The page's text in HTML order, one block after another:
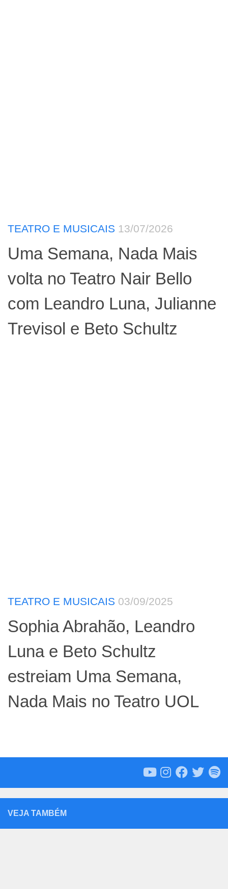
TEATRO E MUSICAIS 13/07/2026
Uma Semana, Nada Mais
volta no Teatro Nair Bello
com Leandro Luna, Julianne
Trevisol e Beto Schultz
TEATRO E MUSICAIS 03/09/2025
Sophia Abrahão, Leandro
Luna e Beto Schultz
estreiam Uma Semana,
Nada Mais no Teatro UOL
VEJA TAMBÉM